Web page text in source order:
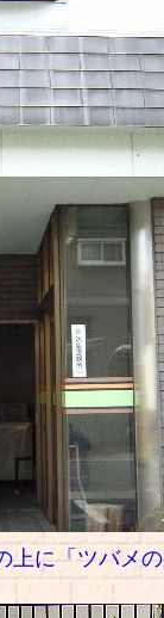
上に「ツバメ